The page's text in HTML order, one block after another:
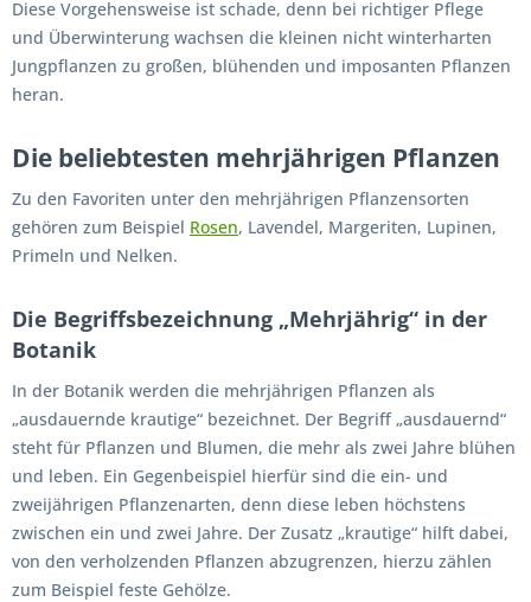
Diese Vorgehensweise ist schade, denn bei richtiger Pflege
und Überwinterung wachsen die kleinen nicht winterharten
Jungpflanzen zu großen, blühenden und imposanten Pflanzen
heran.
Die beliebtesten mehrjährigen Pflanzen
Zu den Favoriten unter den mehrjährigen Pflanzensorten
gehören zum Beispiel Rosen, Lavendel, Margeriten, Lupinen,
Primeln und Nelken.
Die Begriffsbezeichnung „Mehrjährig“ in der
Botanik
In der Botanik werden die mehrjährigen Pflanzen als
„ausdauernde krautige“ bezeichnet. Der Begriff „ausdauernd“
steht für Pflanzen und Blumen, die mehr als zwei Jahre blühen
und leben. Ein Gegenbeispiel hierfür sind die ein- und
zweijährigen Pflanzenarten, denn diese leben höchstens
zwischen ein und zwei Jahre. Der Zusatz „krautige“ hilft dabei,
von den verholzenden Pflanzen abzugrenzen, hierzu zählen
zum Beispiel feste Gehölze.